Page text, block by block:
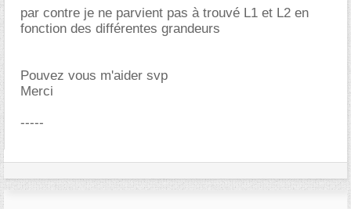
par contre je ne parvient pas à trouvé L1 et L2 en
fonction des différentes grandeurs
Pouvez vous m'aider svp
Merci
-----